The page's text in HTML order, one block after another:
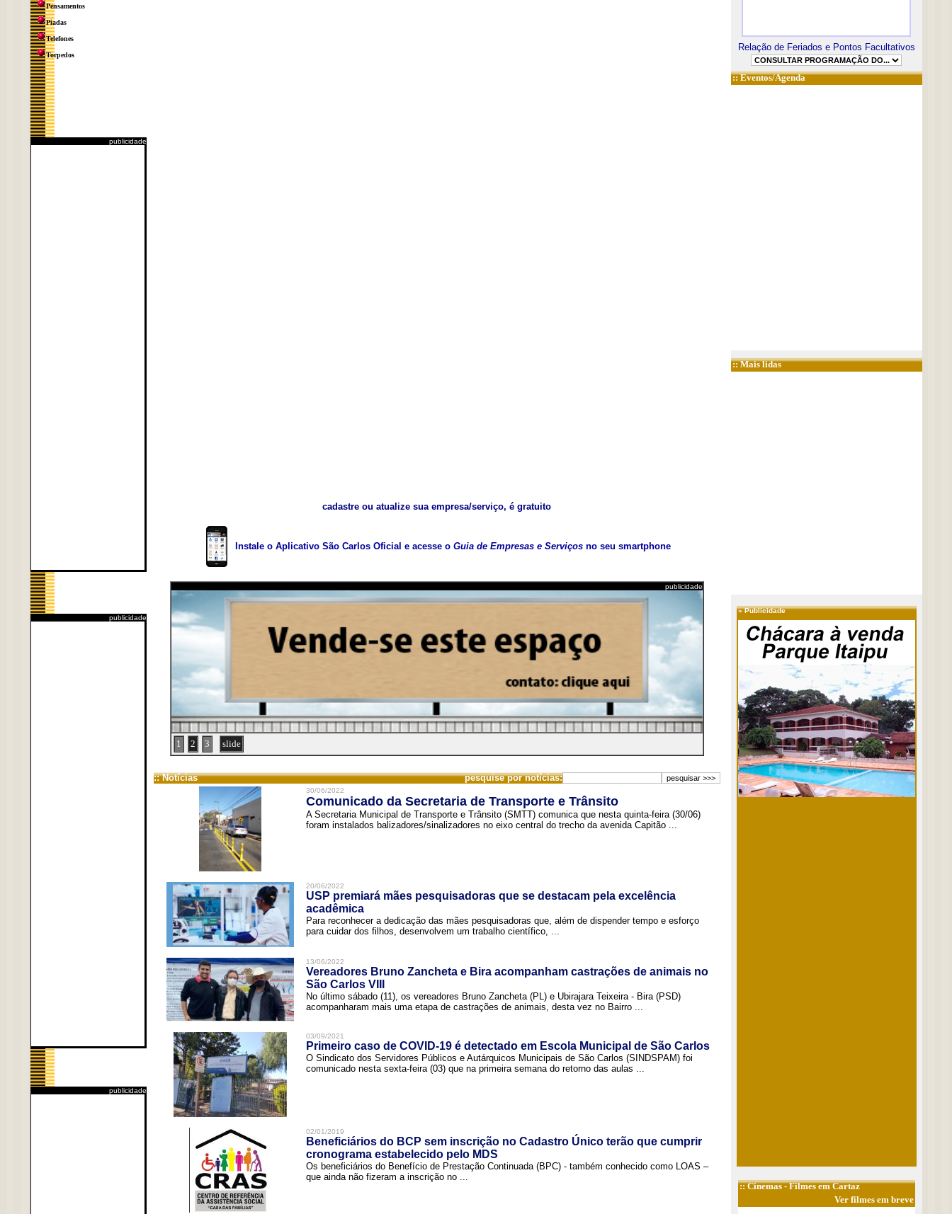
Pensamentos
Piadas
Telefones
Torpedos
publicidade
publicidade
publicidade
cadastre ou atualize sua empresa/serviço, é gratuito
Instale o Aplicativo São Carlos Oficial e acesse o Guia de Empresas e Serviços no seu smartphone
publicidade
1 2 3 slide
:: Notícias pesquise por notícias:
30/06/2022
Comunicado da Secretaria de Transporte e Trânsito
A Secretaria Municipal de Transporte e Trânsito (SMTT) comunica que nesta quinta-feira (30/06)
foram instalados balizadores/sinalizadores no eixo central do trecho da avenida Capitão ...
20/06/2022
USP premiará mães pesquisadoras que se destacam pela excelência
acadêmica
Para reconhecer a dedicação das mães pesquisadoras que, além de dispender tempo e esforço
para cuidar dos filhos, desenvolvem um trabalho científico, ...
13/06/2022
Vereadores Bruno Zancheta e Bira acompanham castrações de animais no
São Carlos VIII
No último sábado (11), os vereadores Bruno Zancheta (PL) e Ubirajara Teixeira - Bira (PSD)
acompanharam mais uma etapa de castrações de animais, desta vez no Bairro ...
03/09/2021
Primeiro caso de COVID-19 é detectado em Escola Municipal de São Carlos
O Sindicato dos Servidores Públicos e Autárquicos Municipais de São Carlos (SINDSPAM) foi
comunicado nesta sexta-feira (03) que na primeira semana do retorno das aulas ...
02/01/2019
Beneficiários do BCP sem inscrição no Cadastro Único terão que cumprir
cronograma estabelecido pelo MDS
Os beneficiários do Benefício de Prestação Continuada (BPC) - também conhecido como LOAS –
que ainda não fizeram a inscrição no ...
Relação de Feriados e Pontos Facultativos
::Eventos/Agenda
:: Mais lidas
»Publicidade
::Cinemas- Filmes em Cartaz
Ver filmes em breve